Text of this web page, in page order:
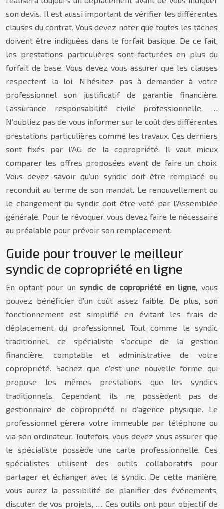
son devis. Il est aussi important de vérifier les différentes
clauses du contrat. Vous devez noter que toutes les tâches
doivent être indiquées dans le forfait basique. De ce fait,
les prestations particulières sont facturées en plus du
forfait de base. Vous devez vous assurer que les clauses
respectent la loi. N’hésitez pas à demander à votre
professionnel son justificatif de garantie financière,
l’assurance responsabilité civile professionnelle, …
N’oubliez pas de vous informer sur le coût des différentes
prestations particulières comme les travaux. Ces derniers
sont fixés par l’AG de la copropriété. Il vaut mieux
comparer les offres proposées avant de faire un choix.
Vous devez savoir qu’un syndic doit être remplacé ou
reconduit au terme de son mandat. Le renouvellement ou
le changement du syndic doit être voté par l’Assemblée
générale. Pour le révoquer, vous devez faire le nécessaire
au préalable pour prévoir son remplacement.
Guide pour trouver le meilleur
syndic de copropriété en ligne
En optant pour un syndic de copropriété en ligne, vous
pouvez bénéficier d’un coût assez faible. De plus, son
fonctionnement est simplifié en évitant les frais de
déplacement du professionnel. Tout comme le syndic
traditionnel, ce spécialiste s’occupe de la gestion
financière, comptable et administrative de votre
copropriété. Sachez que c’est une nouvelle forme qui
propose les mêmes prestations que les syndics
traditionnels. Cependant, ils ne possèdent pas de
gestionnaire de copropriété ni d’agence physique. Le
professionnel gèrera votre immeuble par téléphone ou
via son ordinateur. Toutefois, vous devez vous assurer que
le spécialiste possède une carte professionnelle. Ces
spécialistes utilisent des outils collaboratifs pour
partager et échanger avec le syndic. De cette manière,
vous aurez la possibilité de planifier des événements,
discuter de vos projets, … Ces outils ont pour objectif de